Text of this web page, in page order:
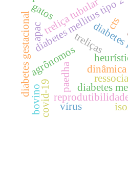
paedha
diabetes mellitus tipo 2
diabetes
diabetes gestacional treliças
treliça tubular
agrônomos
covid-19
cts
apac
bovino vírus
gatos